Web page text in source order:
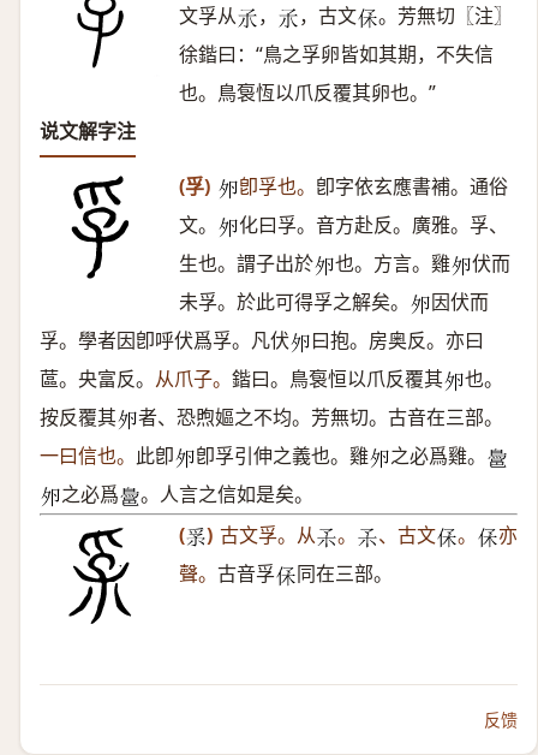
文孚从𡥀 ， 𡥀 ，古文𠈃 。芳無切〖注〗
徐鍇曰：“鳥之孚卵皆如其期，不失信
也。鳥袌恆以爪反覆其卵也。”
说文解字注
(孚) 𡖉 卽孚也。 卽字依玄應書補。通俗
文。 𡖉 化曰孚。音方赴反。廣雅。孚、
生也。謂子出於𡖉 也。方言。雞𡖉 伏而
未孚。於此可得孚之解矣。 𡖉 因伏而
孚。學者因卽呼伏爲孚。凡伏𡖉 曰抱。房奥反。亦曰
蓲。央富反。 从爪子。 鍇曰。鳥袌恒以爪反覆其𡖉 也。
按反覆其𡖉 者、恐煦嫗之不均。芳無切。古音在三部。
一曰信也。 此卽𡖉 卽孚引伸之義也。雞𡖉 之必爲雞。 𪁨
𡖉 之必爲𪁨 。人言之信如是矣。
(𤔍 ) 古文孚。从𣎼 。 𣎼 、古文𠈃 。 𠈃 亦
聲。 古音孚𠈃 同在三部。
反馈